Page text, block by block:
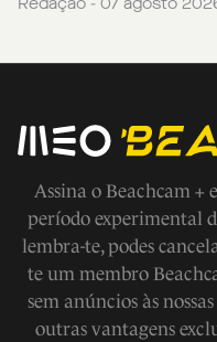
Assina o Beachcam +
período experimental
lembra-te, podes
te um membro
sem anúncios às
outras vantagens